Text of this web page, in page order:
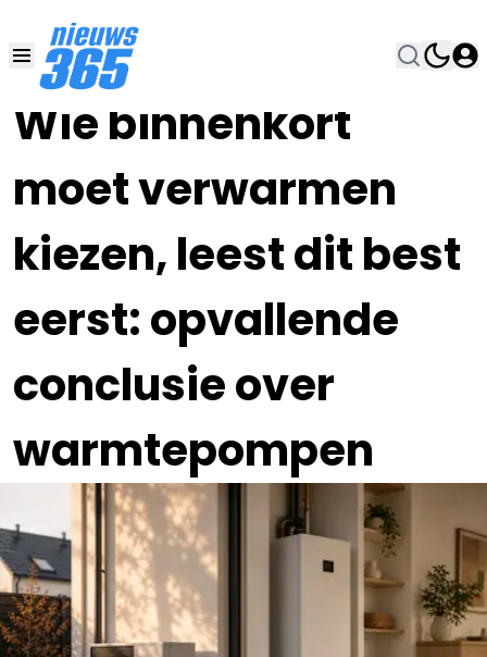
Wie binnenkort
moet verwarmen
kiezen, leest dit best
eerst: opvallende
conclusie over
warmtepompen
15 MEI , 8:00 •